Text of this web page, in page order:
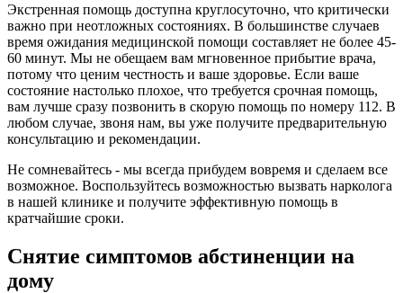
Экстренная помощь доступна круглосуточно, что критически
важно при неотложных состояниях. В большинстве случаев
время ожидания медицинской помощи составляет не более 45-
60 минут. Мы не обещаем вам мгновенное прибытие врача,
потому что ценим честность и ваше здоровье. Если ваше
состояние настолько плохое, что требуется срочная помощь,
вам лучше сразу позвонить в скорую помощь по номеру 112. В
любом случае, звоня нам, вы уже получите предварительную
консультацию и рекомендации.
Не сомневайтесь - мы всегда прибудем вовремя и сделаем все
возможное. Воспользуйтесь возможностью вызвать нарколога
в нашей клинике и получите эффективную помощь в
кратчайшие сроки.
Снятие симптомов абстиненции на
дому